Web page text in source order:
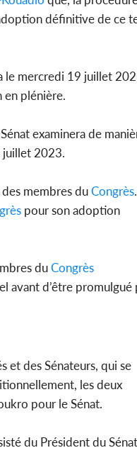
définitive de ce
le mercredi 19 juillet
en plénière.
examinera de
juillet 2023.
membres duCongrès
pour son adoption
duCongrès
avant d’être promulgué
et des Sénateurs, qui se
les deux
pour le Sénat.
du Président du